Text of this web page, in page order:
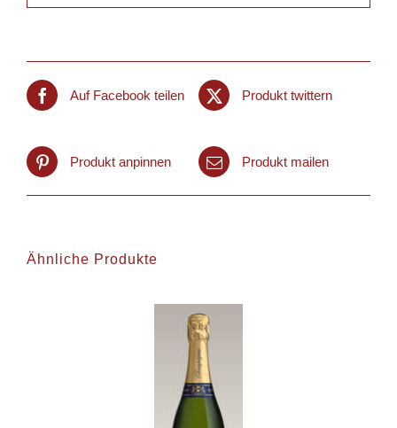
Auf Facebook teilen Produkt twittern
Produkt anpinnen Produkt mailen
Ähnliche Produkte